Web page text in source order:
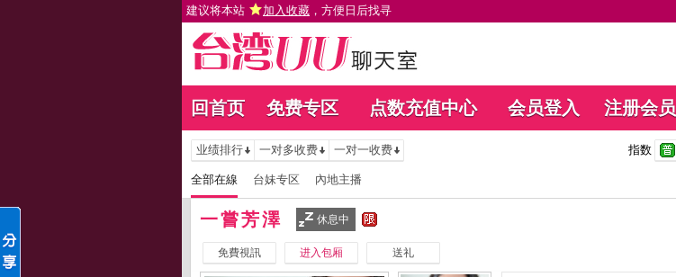
建议将本站 加入收藏 ，方便日后找寻
回首页 免费专区 点数充值中心 会员登入 注册会员
业绩排行 一对多收费 一对一收费 指数
全部在線 台妹专区 內地主播
一嘗芳澤 休息中
免費視訊 进入包厢 送礼